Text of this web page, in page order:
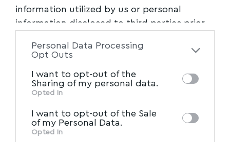
information utilized by us or personal
information disclosed to third parties prior
of the further disclosure of your personal
of downstream participants. This
information may also be disclosed by us to
Participantsthat may further disclose it to
other third parties.
Personal Data Processing
Opt Outs
I want to opt-out of the
Sharing of my personal data.
Opted In
I want to opt-out of the Sale
of my Personal Data.
Opted In
Ο ΣΕΗΜ δίνει συμβουλές – προτείνει τρόπους
εξοικονόμησης ενέργειας και δροσιάς το
Από τον Σύνδεσμο Εργοληπτών Ηλεκτρολόγων
Newsroom 29/06/2025